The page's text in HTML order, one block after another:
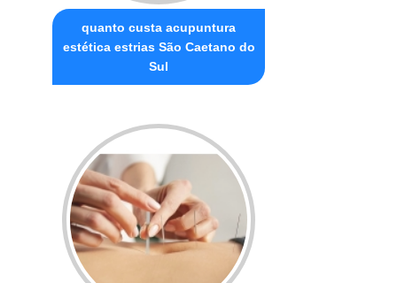
quanto custa acupuntura
estética estrias São Caetano do
Sul